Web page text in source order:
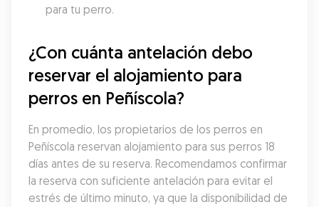
para tu perro.
¿Con cuánta antelación debo
reservar el alojamiento para
perros en Peñíscola?
En promedio, los propietarios de los perros en
Peñíscola reservan alojamiento para sus perros 18
días antes de su reserva. Recomendamos confirmar
la reserva con suficiente antelación para evitar el
estrés de último minuto, ya que la disponibilidad de